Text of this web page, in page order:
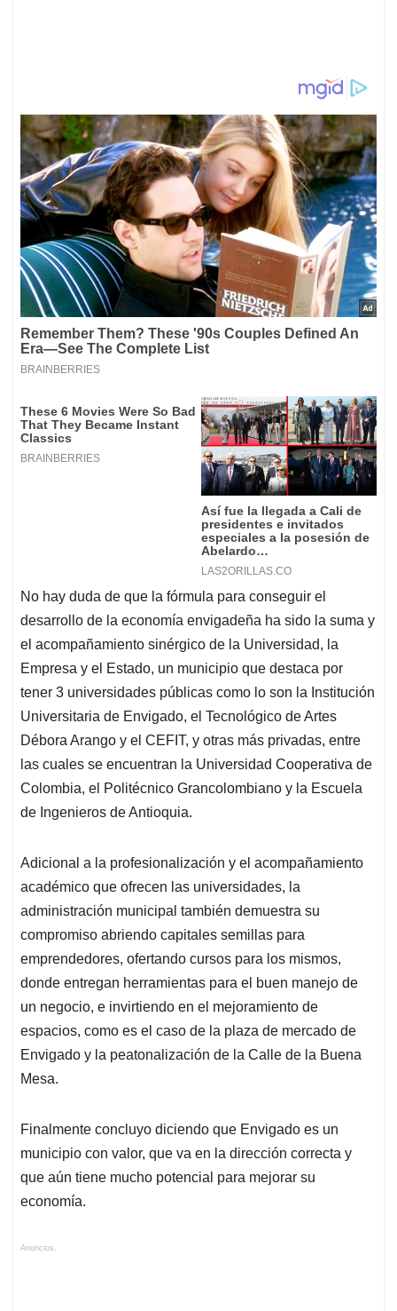
No hay duda de que la fórmula para conseguir el
desarrollo de la economía envigadeña ha sido la suma y
el acompañamiento sinérgico de la Universidad, la
Empresa y el Estado, un municipio que destaca por
tener 3 universidades públicas como lo son la Institución
Universitaria de Envigado, el Tecnológico de Artes
Débora Arango y el CEFIT, y otras más privadas, entre
las cuales se encuentran la Universidad Cooperativa de
Colombia, el Politécnico Grancolombiano y la Escuela
de Ingenieros de Antioquia.
Adicional a la profesionalización y el acompañamiento
académico que ofrecen las universidades, la
administración municipal también demuestra su
compromiso abriendo capitales semillas para
emprendedores, ofertando cursos para los mismos,
donde entregan herramientas para el buen manejo de
un negocio, e invirtiendo en el mejoramiento de
espacios, como es el caso de la plaza de mercado de
Envigado y la peatonalización de la Calle de la Buena
Mesa.
Finalmente concluyo diciendo que Envigado es un
municipio con valor, que va en la dirección correcta y
que aún tiene mucho potencial para mejorar su
economía.
Anuncios.